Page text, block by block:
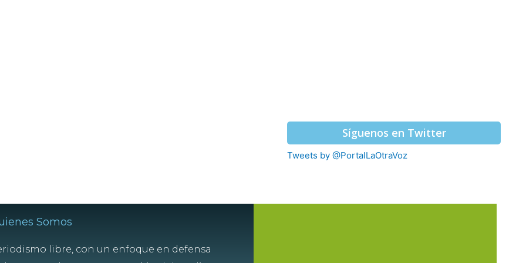
Síguenos en Twitter
Tweets by @PortalLaOtraVoz
Somos
libre, con un enfoque en defensa